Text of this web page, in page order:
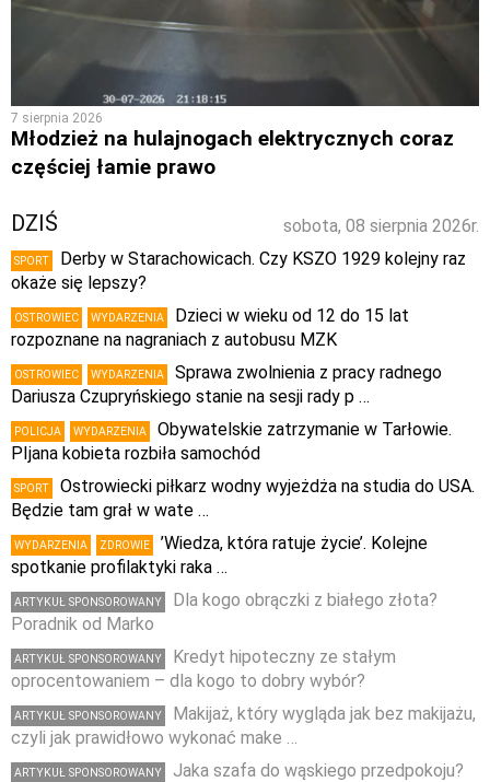
7 sierpnia 2026
Młodzież na hulajnogach elektrycznych coraz
częściej łamie prawo
sobota, 08 sierpnia 2026r.
DZIŚ
SPORT
Derby w Starachowicach. Czy KSZO 1929 kolejny raz
okaże się lepszy?
OSTROWIEC WYDARZENIA
Dzieci w wieku od 12 do 15 lat
rozpoznane na nagraniach z autobusu MZK
OSTROWIEC WYDARZENIA
Sprawa zwolnienia z pracy radnego
Dariusza Czupryńskiego stanie na sesji rady p …
POLICJA WYDARZENIA
Obywatelskie zatrzymanie w Tarłowie.
PIjana kobieta rozbiła samochód
SPORT
Ostrowiecki piłkarz wodny wyjeżdża na studia do USA.
Będzie tam grał w wate …
WYDARZENIA ZDROWIE
’Wiedza, która ratuje życie’. Kolejne
spotkanie profilaktyki raka …
ARTYKUŁ SPONSOROWANY
Dla kogo obrączki z białego złota?
Poradnik od Marko
ARTYKUŁ SPONSOROWANY
Kredyt hipoteczny ze stałym
oprocentowaniem – dla kogo to dobry wybór?
ARTYKUŁ SPONSOROWANY
Makijaż, który wygląda jak bez makijażu,
czyli jak prawidłowo wykonać make …
ARTYKUŁ SPONSOROWANY
Jaka szafa do wąskiego przedpokoju?